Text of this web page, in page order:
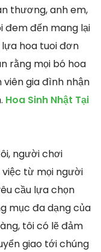
thương, anh em,
đem đến mang lại
hoa tuoi đơn
rằng mọi bó hoa
gia đình nhận
Hoa Sinh Nhật Tại
người chơi
từ mọi người
cầu lựa chọn
mục đa dạng của
tôi có lẽ đảm
giao tới chúng